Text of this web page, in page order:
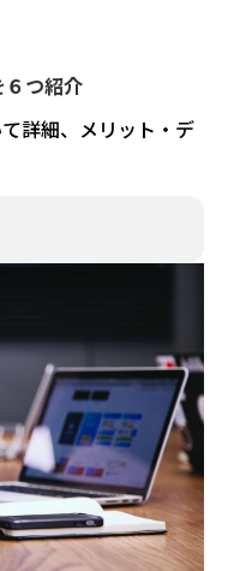
６つ紹介
詳細、メリット・デ